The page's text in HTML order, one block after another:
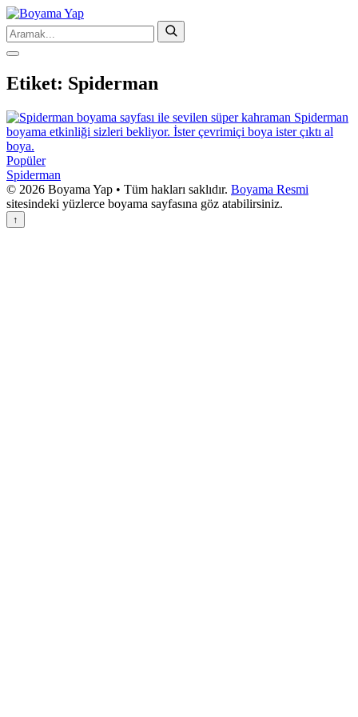
Etiket: Spiderman
Popüler
Spiderman
© 2026 Boyama Yap • Tüm hakları saklıdır. Boyama Resmi
sitesindeki yüzlerce boyama sayfasına göz atabilirsiniz.
↑